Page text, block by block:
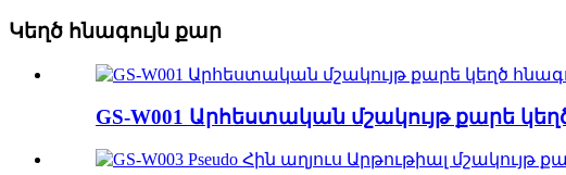
Կեղծ հնագույն քար
GS-W001 Արհեստական ​​մշակույթ քարե